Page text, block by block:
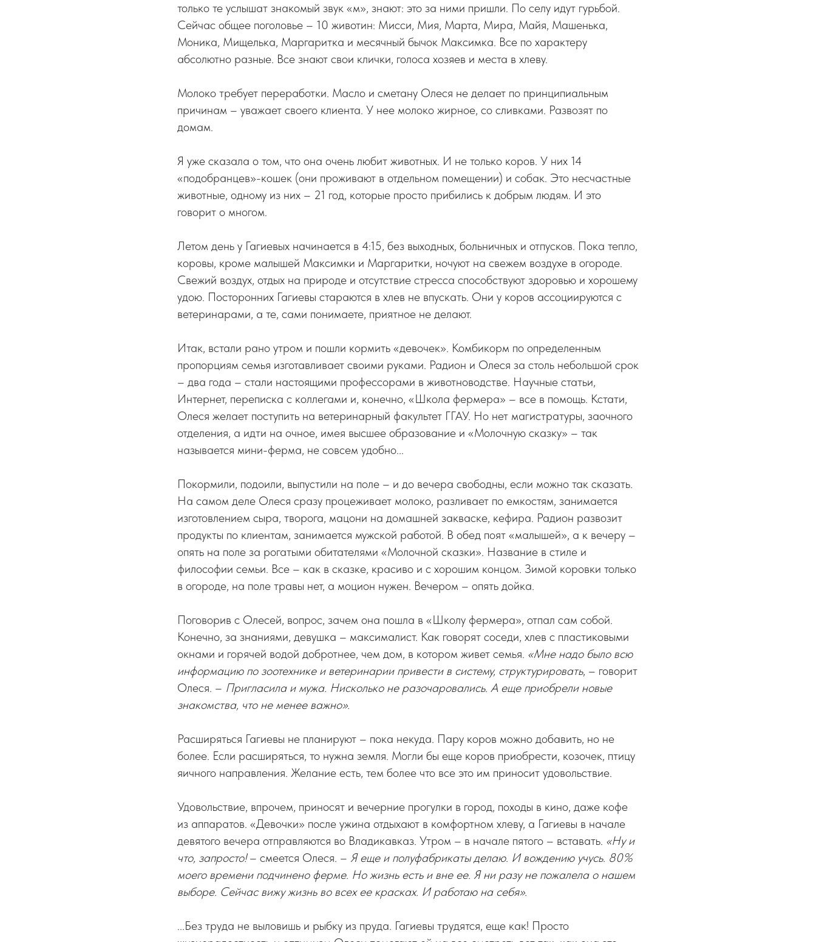
только те услышат знакомый звук «м», знают: это за ними пришли. По селу идут гурьбой.
Сейчас общее поголовье – 10 животин: Мисси, Мия, Марта, Мира, Майя, Машенька,
Моника, Мищелька, Маргаритка и месячный бычок Максимка. Все по характеру
абсолютно разные. Все знают свои клички, голоса хозяев и места в хлеву.
Молоко требует переработки. Масло и сметану Олеся не делает по принципиальным
причинам – уважает своего клиента. У нее молоко жирное, со сливками. Развозят по
домам.
Я уже сказала о том, что она очень любит животных. И не только коров. У них 14
«подобранцев»-кошек (они проживают в отдельном помещении) и собак. Это несчастные
животные, одному из них – 21 год, которые просто прибились к добрым людям. И это
говорит о многом.
Летом день у Гагиевых начинается в 4:15, без выходных, больничных и отпусков. Пока тепло,
коровы, кроме малышей Максимки и Маргаритки, ночуют на свежем воздухе в огороде.
Свежий воздух, отдых на природе и отсутствие стресса способствуют здоровью и хорошему
удою. Посторонних Гагиевы стараются в хлев не впускать. Они у коров ассоциируются с
ветеринарами, а те, сами понимаете, приятное не делают.
Итак, встали рано утром и пошли кормить «девочек». Комбикорм по определенным
пропорциям семья изготавливает своими руками. Радион и Олеся за столь небольшой срок
– два года – стали настоящими профессорами в животноводстве. Научные статьи,
Интернет, переписка с коллегами и, конечно, «Школа фермера» – все в помощь. Кстати,
Олеся желает поступить на ветеринарный факультет ГГАУ. Но нет магистратуры, заочного
отделения, а идти на очное, имея высшее образование и «Молочную сказку» – так
называется мини-ферма, не совсем удобно...
Покормили, подоили, выпустили на поле – и до вечера свободны, если можно так сказать.
На самом деле Олеся сразу процеживает молоко, разливает по емкостям, занимается
изготовлением сыра, творога, мацони на домашней закваске, кефира. Радион развозит
продукты по клиентам, занимается мужской работой. В обед поят «малышей», а к вечеру –
опять на поле за рогатыми обитателями «Молочной сказки». Название в стиле и
философии семьи. Все – как в сказке, красиво и с хорошим концом. Зимой коровки только
в огороде, на поле травы нет, а моцион нужен. Вечером – опять дойка.
Поговорив с Олесей, вопрос, зачем она пошла в «Школу фермера», отпал сам собой.
Конечно, за знаниями, девушка – максималист. Как говорят соседи, хлев с пластиковыми
окнами и горячей водой добротнее, чем дом, в котором живет семья. «Мне надо было всю
информацию по зоотехнике и ветеринарии привести в систему, структурировать, – говорит
Олеся. – Пригласила и мужа. Нисколько не разочаровались. А еще приобрели новые
знакомства, что не менее важно».
Расширяться Гагиевы не планируют – пока некуда. Пару коров можно добавить, но не
более. Если расширяться, то нужна земля. Могли бы еще коров приобрести, козочек, птицу
яичного направления. Желание есть, тем более что все это им приносит удовольствие.
Удовольствие, впрочем, приносят и вечерние прогулки в город, походы в кино, даже кофе
из аппаратов. «Девочки» после ужина отдыхают в комфортном хлеву, а Гагиевы в начале
девятого вечера отправляются во Владикавказ. Утром – в начале пятого – вставать. «Ну и
что, запросто!– смеется Олеся. – Я еще и полуфабрикаты делаю. И вождению учусь. 80%
моего времени подчинено ферме. Но жизнь есть и вне ее. Я ни разу не пожалела о нашем
выборе. Сейчас вижу жизнь во всех ее красках. И работаю на себя».
...Без труда не выловишь и рыбку из пруда. Гагиевы трудятся, еще как! Просто